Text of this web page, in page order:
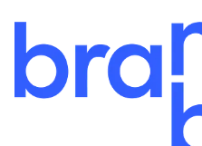
Prozent) und die Berlin
TMB Tourismus-